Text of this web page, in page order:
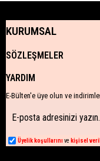
KURUMSAL
SÖZLEŞMELER
YARDIM
E-Bülten'e üye olun ve
Üyelik koşullarını ve kişisel